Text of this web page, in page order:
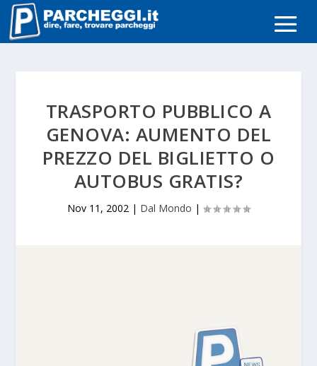
TRASPORTO PUBBLICO A
GENOVA: AUMENTO DEL
PREZZO DEL BIGLIETTO O
AUTOBUS GRATIS?
Nov 11, 2002 | Dal Mondo |